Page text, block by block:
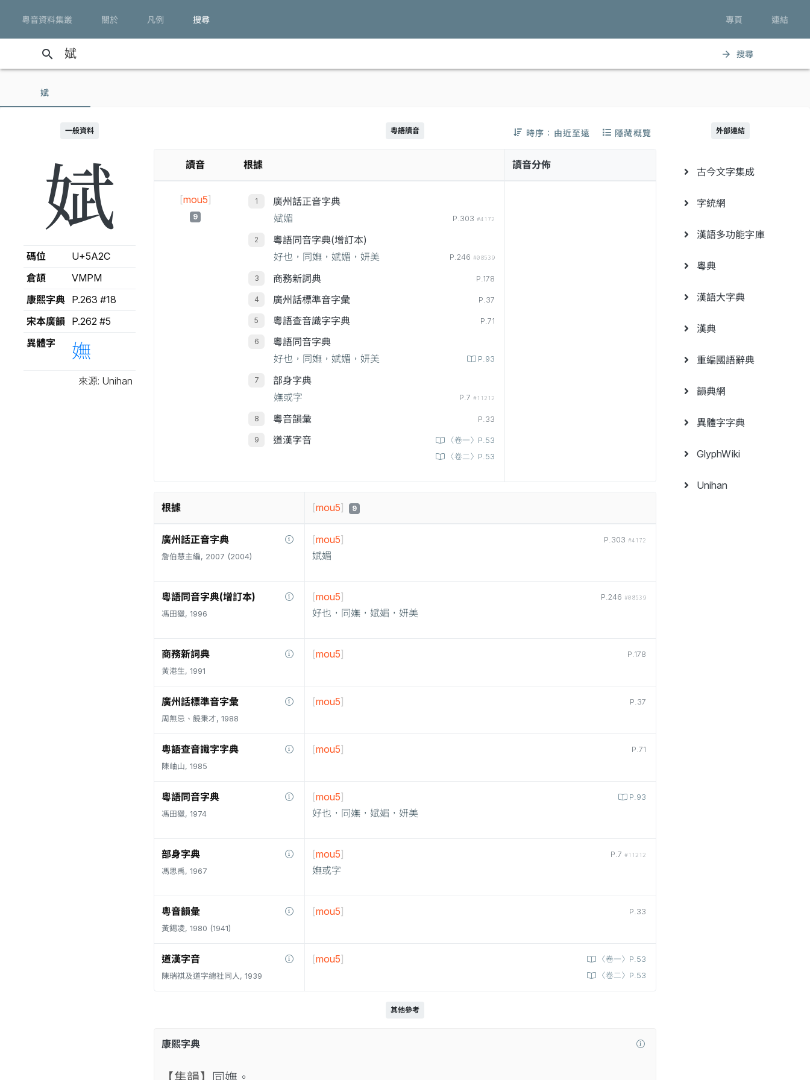
粵音資料集叢 關於 凡例 搜尋 專頁 連結
search arrow_forward 搜尋
娬
一般資料
娬
碼位
U+5A2C
倉頡
VMPM
康熙字典
P.263 #18
宋本廣韻
P.262 #5
異體字
嫵
來源: Unihan
粵語讀音 時序：由近至遠 隱藏概覽
讀音 根據
[mou5]
9
廣州話正音字典
娬媚
P.303 #4172
粵語同音字典(增訂本)
好也，同嫵，娬媚，妍美
P.246 #08539
商務新詞典 P.178
廣州話標準音字彙 P.37
粵語查音識字字典 P.71
粵語同音字典
好也，同嫵，娬媚，妍美
P.93
部身字典
嫵或字
P.7 #11212
粵音韻彙 P.33
道漢字音
〈卷一〉P.53
〈卷二〉P.53
讀音分佈
根據 [mou5] 9
廣州話正音字典
詹伯慧主編, 2007 (2004)
P.303 #4172
[mou5]
娬媚
粵語同音字典(增訂本)
馮田獵, 1996
P.246 #08539
[mou5]
好也，同嫵，娬媚，妍美
商務新詞典
黃港生, 1991
P.178
[mou5]
廣州話標準音字彙
周無忌、饒秉才, 1988
P.37
[mou5]
粵語查音識字字典
陳岫山, 1985
P.71
[mou5]
粵語同音字典
馮田獵, 1974
P.93
[mou5]
好也，同嫵，娬媚，妍美
部身字典
馮思禹, 1967
P.7 #11212
[mou5]
嫵或字
粵音韻彙
黃錫凌, 1980 (1941)
P.33
[mou5]
道漢字音
陳瑞祺及道字總社同人, 1939
〈卷一〉P.53
〈卷二〉P.53
[mou5]
其他參考
康熙字典
外部連結
古今文字集成
字統網
漢語多功能字庫
粵典
漢語大字典
漢典
重編國語辭典
韻典網
異體字字典
GlyphWiki
Unihan